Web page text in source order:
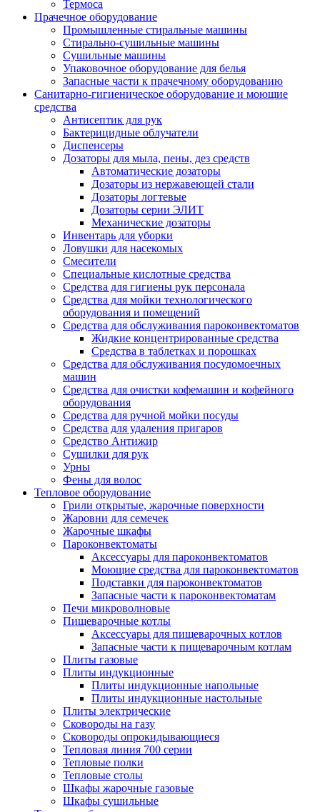
Термоса
Прачечное оборудование
Промышленные стиральные машины
Стирально-сушильные машины
Сушильные машины
Упаковочное оборудование для белья
Запасные части к прачечному оборудованию
Санитарно-гигиеническое оборудование и моющие
средства
Антисептик для рук
Бактерицидные облучатели
Диспенсеры
Дозаторы для мыла, пены, дез средств
Автоматические дозаторы
Дозаторы из нержавеющей стали
Дозаторы логтевые
Дозаторы серии ЭЛИТ
Механические дозаторы
Инвентарь для уборки
Ловушки для насекомых
Смесители
Специальные кислотные средства
Средства для гигиены рук персонала
Средства для мойки технологического
оборудования и помещений
Средства для обслуживания пароконвектоматов
Жидкие концентрированные средства
Средства в таблетках и порошках
Средства для обслуживания посудомоечных
машин
Средства для очистки кофемашин и кофейного
оборудования
Средства для ручной мойки посуды
Средства для удаления пригаров
Средство Антижир
Сушилки для рук
Урны
Фены для волос
Тепловое оборудование
Грили открытые, жарочные поверхности
Жаровни для семечек
Жарочные шкафы
Пароконвектоматы
Аксессуары для пароконвектоматов
Моющие средства для пароконвектоматов
Подставки для пароконвектоматов
Запасные части к пароконвектоматам
Печи микроволновые
Пищеварочные котлы
Аксессуары для пищеварочных котлов
Запасные части к пищеварочным котлам
Плиты газовые
Плиты индукционные
Плиты индукционные напольные
Плиты индукционные настольные
Плиты электрические
Сковороды на газу
Сковороды опрокидывающиеся
Тепловая линия 700 серии
Тепловые полки
Тепловые столы
Шкафы жарочные газовые
Шкафы сушильные